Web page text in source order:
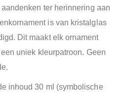
ter herinnering aan
is van kristalglas
Dit maakt elk ornament
uniek kleurpatroon. Geen
inhoud 30 ml (symbolische